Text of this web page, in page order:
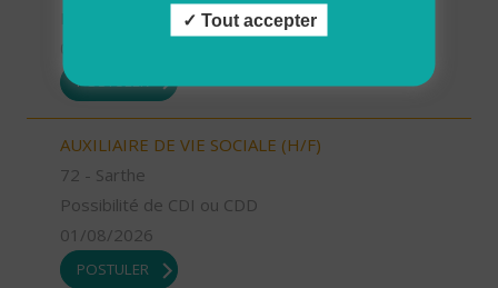
Possibilité de CDI ou CDD
POSTULER
AUXILIAIRE DE VIE SOCIALE (H/F)
72 - Sarthe
Possibilité de CDI ou CDD
01/08/2026
POSTULER
Tout accepter